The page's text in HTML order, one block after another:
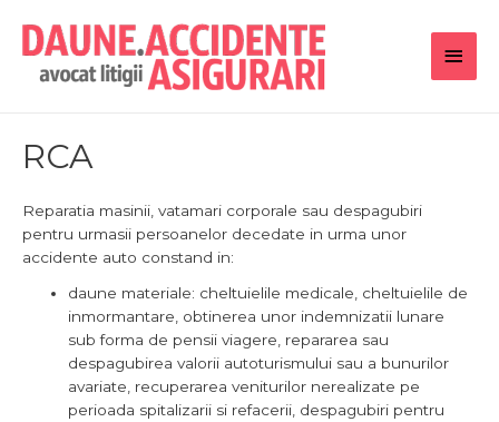
Main
RCA
Reparatia masinii, vatamari corporale sau despagubiri
pentru urmasii persoanelor decedate in urma unor
accidente auto constand in:
daune materiale: cheltuielile medicale, cheltuielile de
inmormantare, obtinerea unor indemnizatii lunare
sub forma de pensii viagere, repararea sau
despagubirea valorii autoturismului sau a bunurilor
avariate, recuperarea veniturilor nerealizate pe
perioada spitalizarii si refacerii, despagubiri pentru